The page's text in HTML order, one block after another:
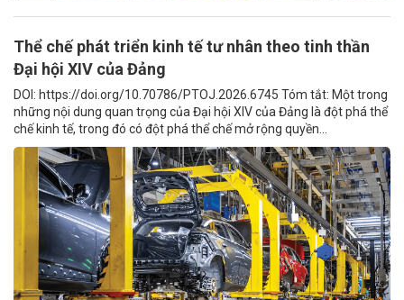
Thể chế phát triển kinh tế tư nhân theo tinh thần
Đại hội XIV của Đảng
DOI: https://doi.org/10.70786/PTOJ.2026.6745 Tóm tắt: Một trong
những nội dung quan trọng của Đại hội XIV của Đảng là đột phá thể
chế kinh tế, trong đó có đột phá thể chế mở rộng quyền...